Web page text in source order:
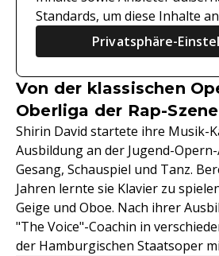
Standards, um diese Inhalte
Privatsphäre-
Von der klassischen
Oberliga der Rap-Szene
Shirin David startete ihre Musik-
Ausbildung an der Jugend-
Gesang, Schauspiel und Tanz.
Jahren lernte sie Klavier zu
Geige und Oboe. Nach ihrer
"The Voice"-Coachin in
der Hamburgischen Staatsoper